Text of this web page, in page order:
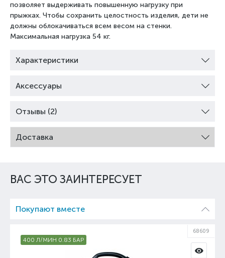
позволяет выдерживать повышенную нагрузку при
прыжках. Чтобы сохранить целостность изделия, дети не
должны облокачиваться всем весом на стенки.
Максимальная нагрузка 54 кг.
Характеристики
Аксессуары
Отзывы (2)
Доставка
ВАС ЭТО ЗАИНТЕРЕСУЕТ
Покупают вместе
400 Л/МИН 0.83 БАР
68609